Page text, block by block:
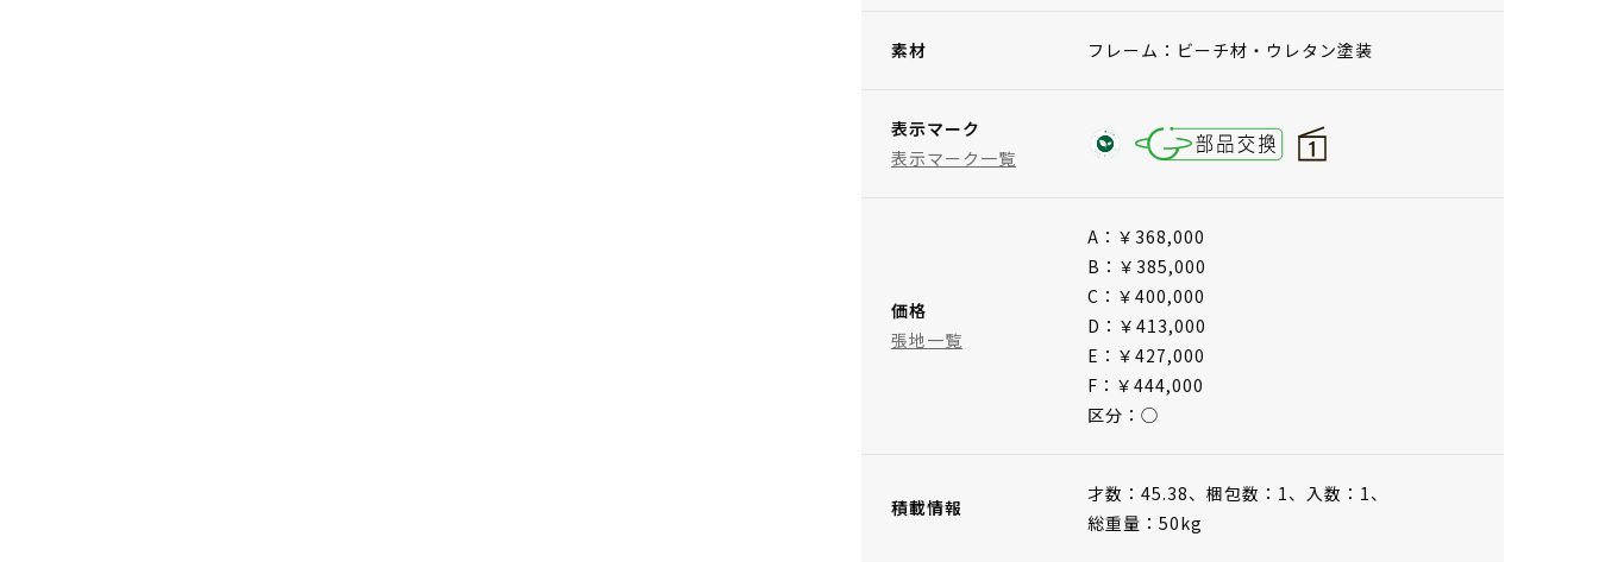
素材 フレーム：ビーチ材・ウレタン塗装
表示マーク
表示マーク一覧
価格
張地一覧
A：￥368,000
B：￥385,000
C：￥400,000
D：￥413,000
E：￥427,000
F：￥444,000
区分：◯
積載情報
才数：45.38、 梱包数：1、 入数：1、
総重量：50kg